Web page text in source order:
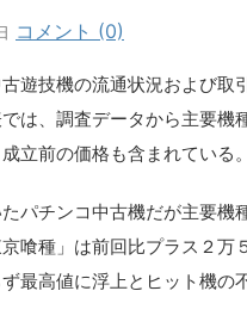
コメント (0)
遊技機の流通状況および取
は、調査データから主要機
立前の価格も含まれている。
パチンコ中古機だが主要
喰種」は前回比プラス２万
最高値に浮上とヒット機の